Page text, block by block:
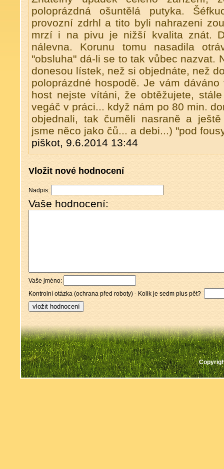
poloprázdná ošuntělá putyka.
provozní zdrhl a tito byli nahrazeni
mrzí i na pivu je nižší kvalita znát.
nálevna. Korunu tomu nasadila
"obsluha" dá-li se to tak vůbec nazvat.
donesou lístek, než si objednáte, než
poloprázdné hospodě. Je vám
host nejste vítáni, že obtěžujete,
vegáč v práci... když nám po 80 min.
objednali, tak čuměli nasraně a
jsme něco jako čů... a debi...) "pod
piškot, 9.6.2014 13:44
Vložit nové hodnocení
Nadpis:
Vaše hodnocení:
Vaše jméno:
Kontrolní otázka (ochrana před roboty) - Kolik je sedm plus pět?